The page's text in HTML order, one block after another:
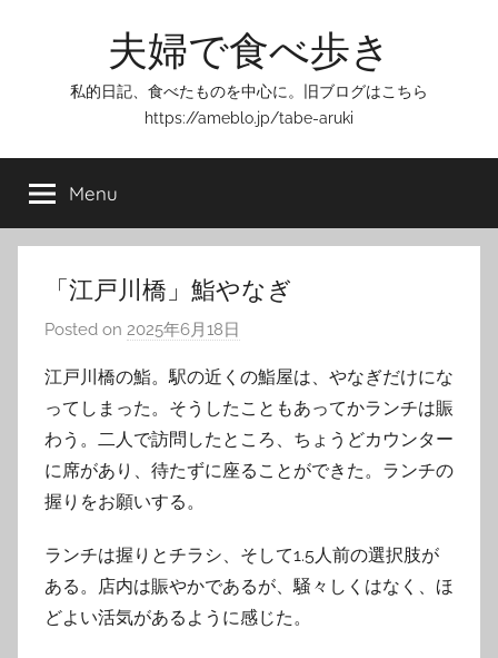
夫婦で食べ歩き
私的日記、食べたものを中心に。旧ブログはこちら
https://ameblo.jp/tabe-aruki
Menu
「江戸川橋」鮨やなぎ
Posted on 2025年6月18日
T
o
m
江戸川橋の鮨。駅の近くの鮨屋は、やなぎだけにな
ってしまった。そうしたこともあってかランチは賑
わう。二人で訪問したところ、ちょうどカウンター
に席があり、待たずに座ることができた。ランチの
握りをお願いする。
ランチは握りとチラシ、そして1.5人前の選択肢が
ある。店内は賑やかであるが、騒々しくはなく、ほ
どよい活気があるように感じた。